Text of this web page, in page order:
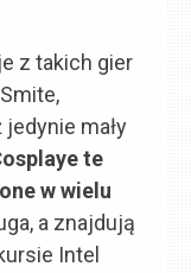
z takich gier
mały
te
w wielu
a znajdują
Intel